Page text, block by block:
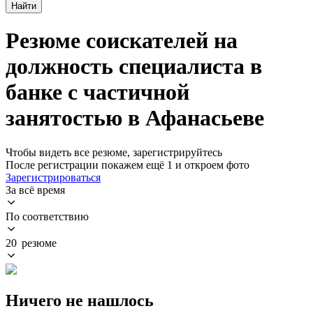
Найти
Резюме соискателей на
должность специалиста в
банке с частичной
занятостью в Афанасьеве
Чтобы видеть все резюме, зарегистрируйтесь
После регистрации покажем ещё 1 и откроем фото
Зарегистрироваться
За всё время
По соответствию
20 резюме
Ничего не нашлось